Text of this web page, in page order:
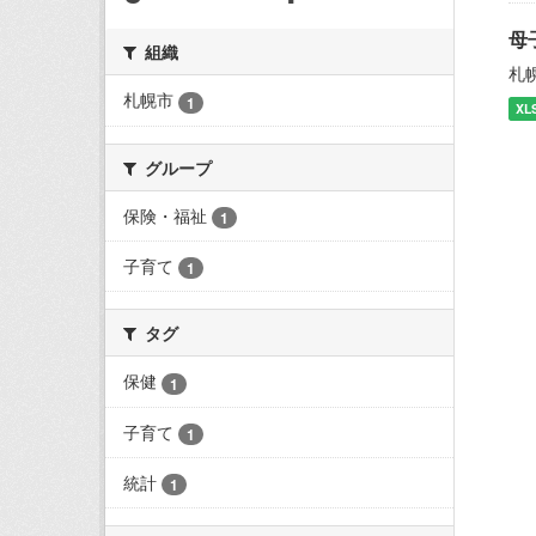
組織
札幌市
1
グループ
保険・福祉
1
子育て 1
タグ
保健
1
子育て 1
統計 1
母
札